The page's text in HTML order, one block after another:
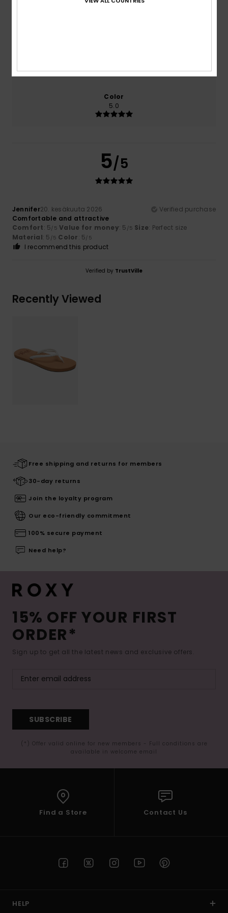
Color
5.0
5/5
Jennifer20. kesäkuuta 2026
Verified purchase
Comfortable and attractive
Comfort: 5/5 Value for money: 5 /5 Size: Perfect size
Material: 5 /5 Color: 5/5
I recommend this product
Verified by TrustVille
Recently Viewed
Free shipping and returns for members
30-day returns
Join the loyalty program
Our eco-friendly commitment
100% secure payment
Need help?
15% OFF YOUR FIRST
ORDER*
Sign up to get all the latest news and exclusive offers.
SUBSCRIBE
(*) Offer valid online for new members - Full conditions are
available in welcome email
Find a Store Contact Us
HELP